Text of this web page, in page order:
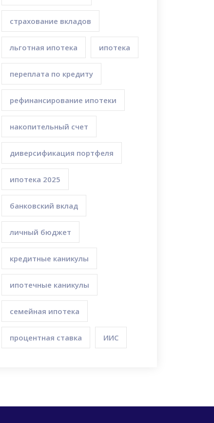
страхование вкладов
льготная ипотека ипотека
переплата по кредиту
рефинансирование ипотеки
накопительный счет
диверсификация портфеля
ипотека 2025
банковский вклад
личный бюджет
кредитные каникулы
ипотечные каникулы
семейная ипотека
процентная ставка ИИС